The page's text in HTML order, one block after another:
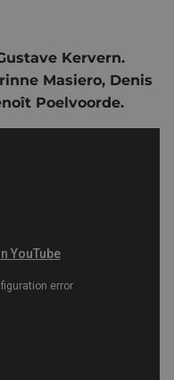
Kervern.
Masiero, Denis
Poelvoorde.